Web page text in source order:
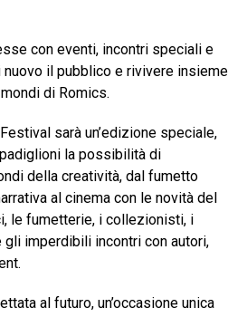
con eventi, incontri speciali e
il pubblico e rivivere insieme
di Romics.
sarà un’edizione speciale,
la possibilità di
della creatività, dal fumetto
al cinema con le novità del
le fumetterie, i collezionisti, i
imperdibili incontri con autori,
al futuro, un’occasione unica